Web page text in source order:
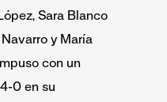
Sara Blanco
y María
con un
0 en su